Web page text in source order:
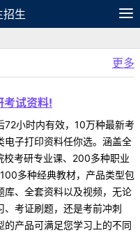
招生
更多
考试资料!
72小时内有效，10万种最新考
电子打印资料任你选。涵盖全
校考研专业课、200多种职业
多种经典教材，产品类型包
库、全套资料以及视频，无论
、考证刷题，还是考前冲刺
的产品可满足您学习上的不同